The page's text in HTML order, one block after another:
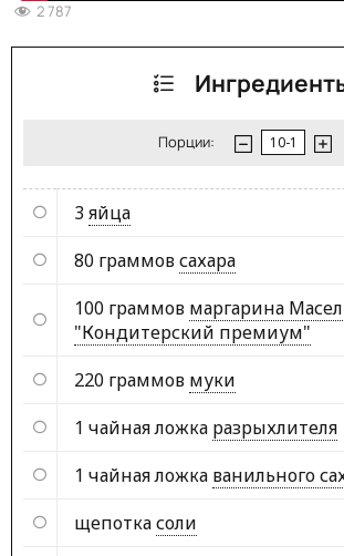
2 787
Порции:
3 яйца
80 граммовсахара
100 граммов маргарина
"Кондитерский премиум"
220 граммов муки
1 чайная ложка разрыхлителя
1 чайная ложка ванильного
щепоткасоли